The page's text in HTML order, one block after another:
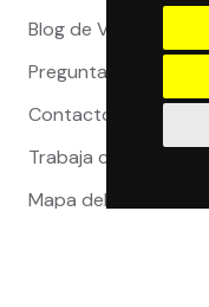
Blog de Viajeros
Preguntas Frecuentes
Contacto
Trabaja con nosotros
Mapa del sitio